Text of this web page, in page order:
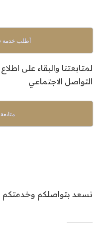
أطلب خدمة
لمتابعتنا والبقاء على
التواصل الاجتماعي
متابعة
نسعد بتواصلكم وخدمتكم